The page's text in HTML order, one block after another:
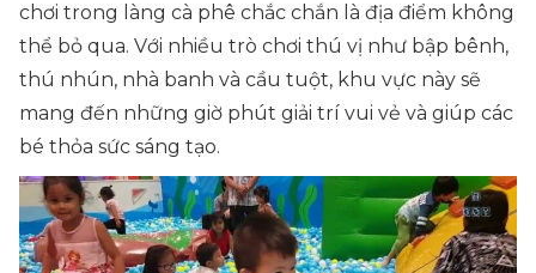
chơi trong làng cà phê chắc chắn là địa điểm không
thể bỏ qua. Với nhiều trò chơi thú vị như bập bênh,
thú nhún, nhà banh và cầu tuột, khu vực này sẽ
mang đến những giờ phút giải trí vui vẻ và giúp các
bé thỏa sức sáng tạo.